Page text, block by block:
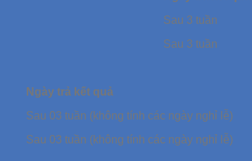
Sau 3 tuần
Sau 3 tuần
Ngày trả kết quả
Sau 03 tuần (không tính các ngày nghỉ lễ)
Sau 03 tuần (không tính các ngày nghỉ lễ)